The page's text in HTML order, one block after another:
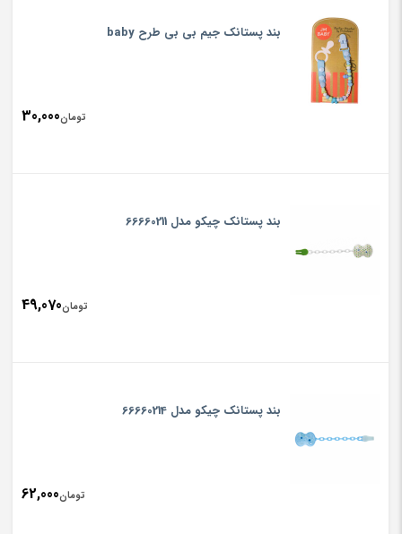
بند پستانک جیم بی بی طرح baby
تومان30,000
بند پستانک چیکو مدل 66660211
تومان49,070
بند پستانک چیکو مدل 66660214
تومان62,000